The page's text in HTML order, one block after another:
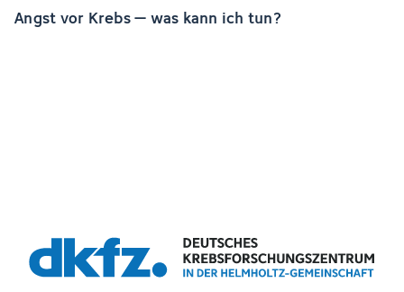
Angst vor Krebs – was kann ich tun?